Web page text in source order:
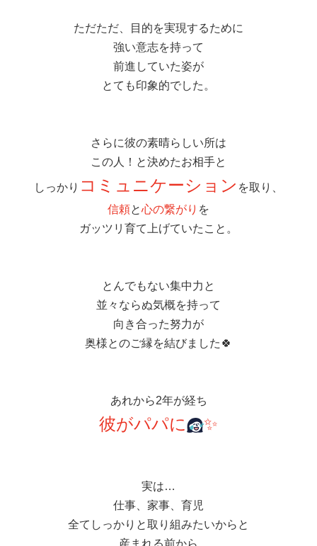
ただただ、目的を実現するために
強い意志を持って
前進していた姿が
とても印象的でした。
さらに彼の素晴らしい所は
この人！と決めたお相手と
しっかり コミュニケーション を取り、
信頼と心の繋がり を
ガッツリ育て上げていたこと。
とんでもない集中力と
並々ならぬ気概を持って
向き合った努力が
奥様とのご縁を結びました🍀
あれから2年が経ち
彼がパパに ✨
実は…
仕事、家事、育児
全てしっかりと取り組みたいからと
産まれる前から